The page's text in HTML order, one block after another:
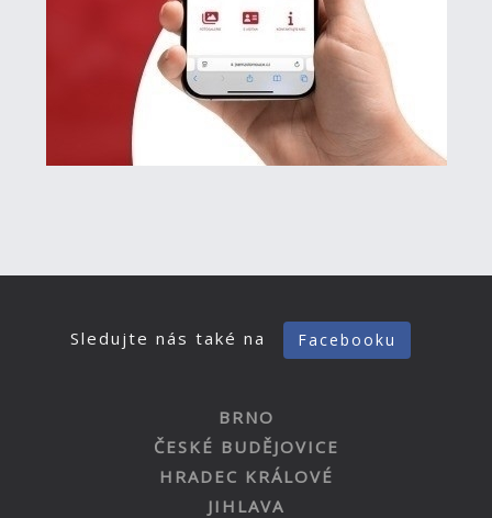
Sledujte nás také na Facebooku
BRNO
ČESKÉ BUDĚJOVICE
HRADEC KRÁLOVÉ
JIHLAVA